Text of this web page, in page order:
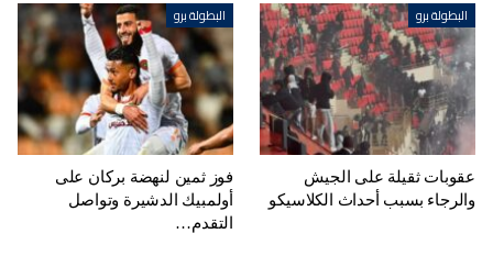
البطولة برو
عقوبات ثقيلة على الجيش
والرجاء بسبب أحداث الكلاسيكو
البطولة برو
فوز ثمين لنهضة بركان على
أولمبيك الدشيرة وتواصل
التقدم…